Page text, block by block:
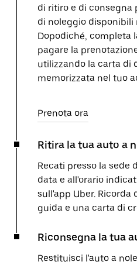
di ritiro e di consegna
di noleggio disponibili
Dopodiché, completa
pagare la
utilizzando la carta di
memorizzata nel tuo
Prenota ora
Ritira la tua auto a
Recati presso la sede
data e all'orario
sull'app Uber.
guida e una carta di
Riconsegna la tua
Restituisci l'auto a